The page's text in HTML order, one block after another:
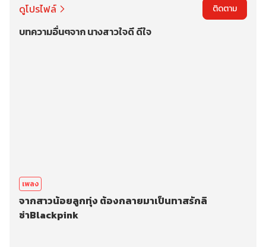
ดูโปรไฟล์
ติดตาม
บทความอื่นๆจาก นางสาวใจดี ดีใจ
เพลง
จากสาวน้อยลูกทุ่ง ต้องกลายมาเป็นทาสรักลิ
ซ่าBlackpink